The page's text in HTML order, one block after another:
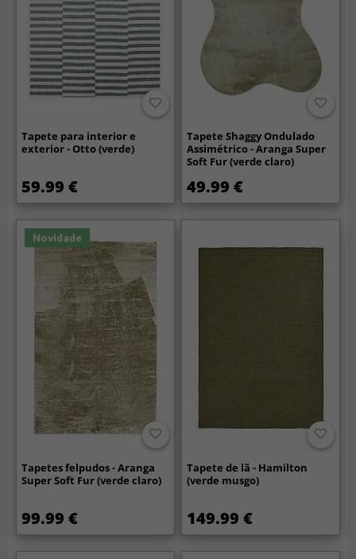
Tapete para interior e
exterior - Otto (verde)
59.99 €
Tapete Shaggy Ondulado
Assimétrico - Aranga Super
Soft Fur (verde claro)
49.99 €
Novidade
Tapetes felpudos - Aranga
Super Soft Fur (verde claro)
99.99 €
Tapete de lã - Hamilton
(verde musgo)
149.99 €